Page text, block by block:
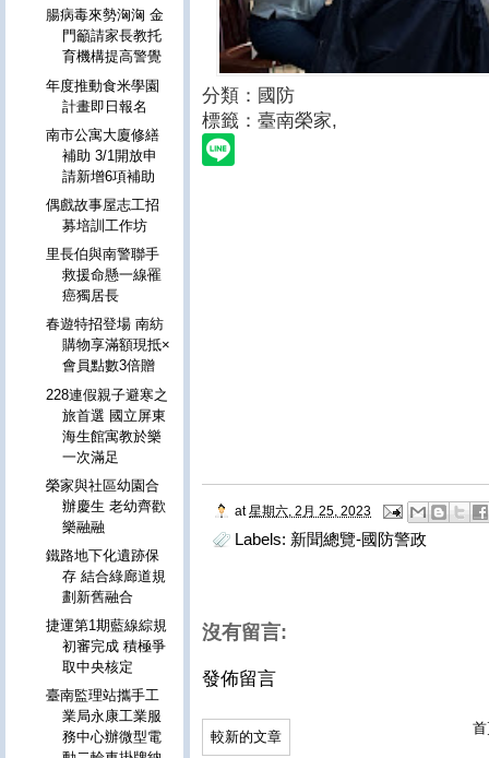
分類：國防
標籤：臺南榮家,
at 星期六, 2月 25, 2023
Labels: 新聞總覽-國防警政
沒有留言:
發佈留言
較新的文章
腸病毒來勢洶洶 金
門籲請家長教托
育機構提高警覺
年度推動食米學園
計畫即日報名
南市公寓大廈修繕
補助 3/1開放申
請新增6項補助
偶戲故事屋志工招
募培訓工作坊
里長伯與南警聯手
救援命懸一線罹
癌獨居長
春遊特招登場 南紡
購物享滿額現抵×
會員點數3倍贈
228連假親子避寒之
旅首選 國立屏東
海生館寓教於樂
一次滿足
榮家與社區幼園合
辦慶生 老幼齊歡
樂融融
鐵路地下化遺跡保
存 結合綠廊道規
劃新舊融合
捷運第1期藍線綜規
初審完成 積極爭
取中央核定
臺南監理站攜手工
業局永康工業服
務中心辦微型電